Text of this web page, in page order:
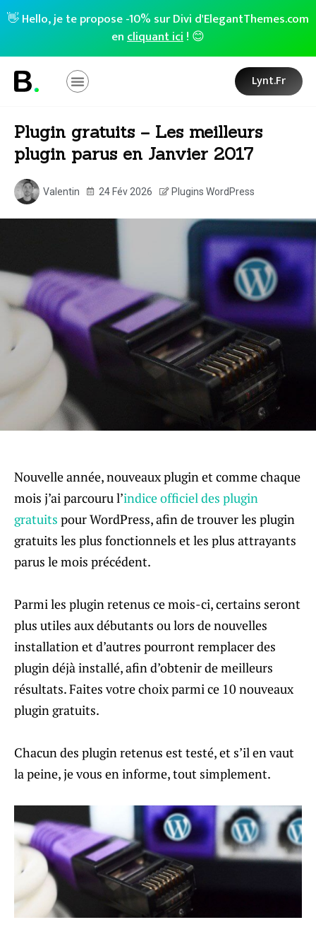
👋 Hello, je te propose -10% sur Divi d'ElegantThemes.com
encliquant ici! 😊
Lynt.fr
Plugin gratuits – Les meilleurs
plugin parus en Janvier 2017
Valentin 24 Fév 2026 Plugins WordPress
Nouvelle année, nouveaux plugin et comme chaque
mois j’ai parcouru l’indice officiel des plugin
gratuits pour WordPress, afin de trouver les plugin
gratuits les plus fonctionnels et les plus attrayants
parus le mois précédent.
Parmi les plugin retenus ce mois-ci, certains seront
plus utiles aux débutants ou lors de nouvelles
installation et d’autres pourront remplacer des
plugin déjà installé, afin d’obtenir de meilleurs
résultats. Faites votre choix parmi ce 10 nouveaux
plugin gratuits.
Chacun des plugin retenus est testé, et s’il en vaut
la peine, je vous en informe, tout simplement.